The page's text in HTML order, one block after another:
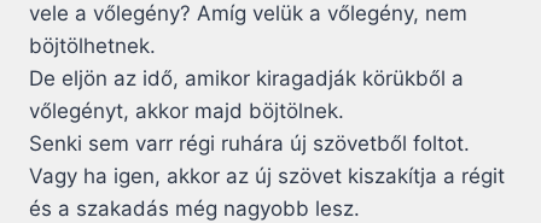
vele a vőlegény? Amíg velük a vőlegény, nem
böjtölhetnek.
De eljön az idő, amikor kiragadják körükből a
vőlegényt, akkor majd böjtölnek.
Senki sem varr régi ruhára új szövetből foltot.
Vagy ha igen, akkor az új szövet kiszakítja a régit
és a szakadás még nagyobb lesz.